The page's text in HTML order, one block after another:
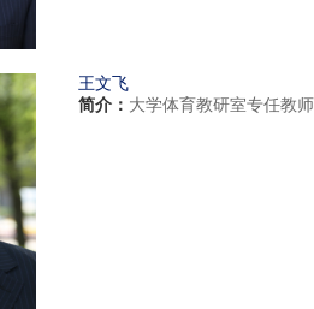
王文飞
简介： 大学体育教研室专任教师